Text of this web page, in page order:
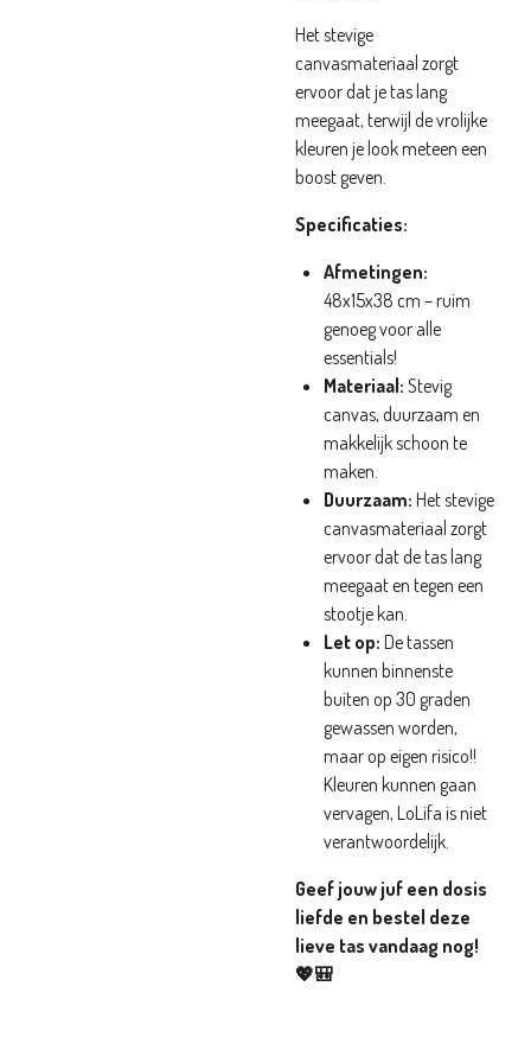
Het stevige
canvasmateriaal zorgt
ervoor dat je tas lang
meegaat, terwijl de vrolijke
kleuren je look meteen een
boost geven.
Specificaties:
Afmetingen:
48x15x38 cm – ruim
genoeg voor alle
essentials!
Materiaal: Stevig
canvas, duurzaam en
makkelijk schoon te
maken.
Duurzaam: Het stevige
canvasmateriaal zorgt
ervoor dat de tas lang
meegaat en tegen een
stootje kan.
Let op: De tassen
kunnen binnenste
buiten op 30 graden
gewassen worden,
maar op eigen risico!!
Kleuren kunnen gaan
vervagen, LoLifa is niet
verantwoordelijk.
Geef jouw juf een dosis
liefde en bestel deze
lieve tas vandaag nog!
💖🎒